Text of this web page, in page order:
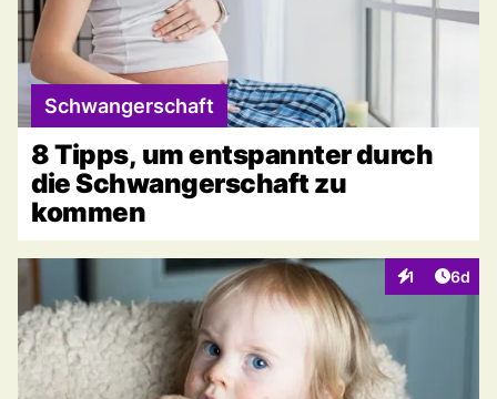
Schwangerschaft
8 Tipps, um entspannter durch
die Schwangerschaft zu
kommen
1
Interaktionen
6d